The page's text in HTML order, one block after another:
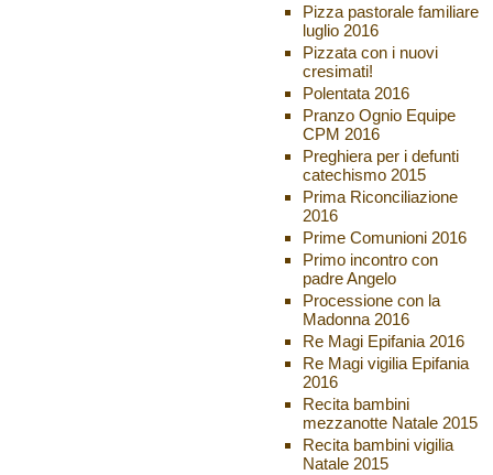
Pizza pastorale familiare
luglio 2016
Pizzata con i nuovi
cresimati!
Polentata 2016
Pranzo Ognio Equipe
CPM 2016
Preghiera per i defunti
catechismo 2015
Prima Riconciliazione
2016
Prime Comunioni 2016
Primo incontro con
padre Angelo
Processione con la
Madonna 2016
Re Magi Epifania 2016
Re Magi vigilia Epifania
2016
Recita bambini
mezzanotte Natale 2015
Recita bambini vigilia
Natale 2015